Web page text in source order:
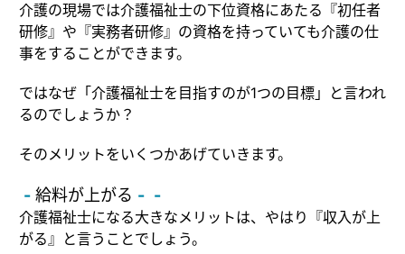
介護の現場では介護福祉士の下位資格にあたる『初任者
研修』や『実務者研修』の資格を持っていても介護の仕
事をすることができます。
ではなぜ「介護福祉士を目指すのが1つの目標」と言われ
るのでしょうか？
そのメリットをいくつかあげていきます。
給料が上がる
介護福祉士になる大きなメリットは、やはり『収入が上
がる』と言うことでしょう。